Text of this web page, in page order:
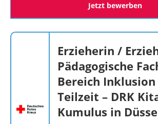
Jetzt bewerben
Erzieherin /
Pädagogische
Bereich
Teilzeit – DRK
Kumulus in